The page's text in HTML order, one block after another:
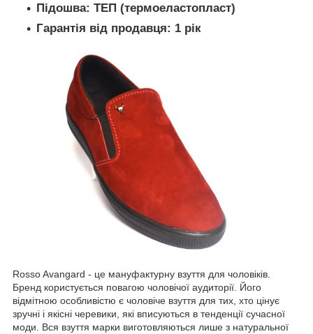
Підошва: ТЕП (термоеластопласт)
Гарантія від продавця: 1 рік
Rosso Avangard - це мануфактурну взуття для чоловіків.
Бренд користується повагою чоловічої аудиторії. Його
відмітною особливістю є чоловіче взуття для тих, хто цінує
зручні і якісні черевики, які вписуються в тенденції сучасної
моди. Вся взуття марки виготовляються лише з натуральної